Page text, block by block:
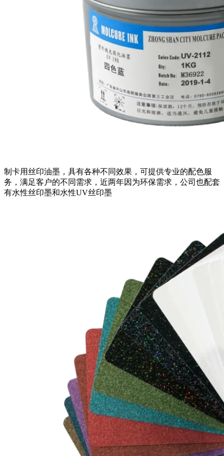
制卡用丝印油墨，具有各种不同效果，可提供专业的配色服
务，满足客户的不同需求，近两年因为环保需求，公司也配套
有水性丝印墨和水性UV丝印墨